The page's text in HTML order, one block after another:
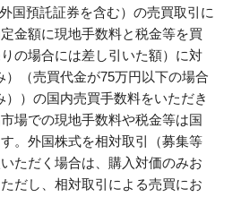
国預託証券を含む）の売買取引に
金額に現地手数料と税金等を買
の場合には差し引いた額）に対
）（売買代金が75万円以下の場合
））の国内売買手数料をいただき
場での現地手数料や税金等は国
。外国株式を相対取引（募集等
ただく場合は、購入対価のみお
だし、相対取引による売買にお